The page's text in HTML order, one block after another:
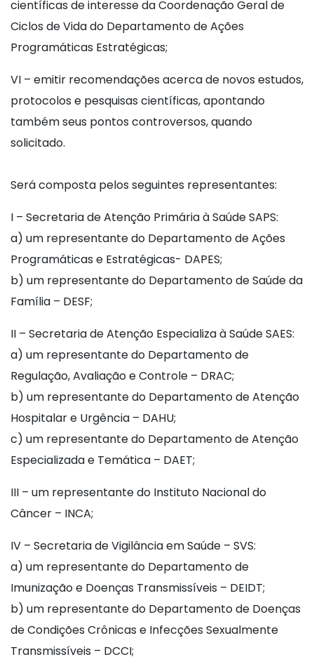
científicas de interesse da Coordenação Geral de
Ciclos de Vida do Departamento de Ações
Programáticas Estratégicas;
VI – emitir recomendações acerca de novos estudos,
protocolos e pesquisas científicas, apontando
também seus pontos controversos, quando
solicitado.
Será composta pelos seguintes representantes:
I – Secretaria de Atenção Primária à Saúde SAPS:
a) um representante do Departamento de Ações
Programáticas e Estratégicas- DAPES;
b) um representante do Departamento de Saúde da
Família – DESF;
II – Secretaria de Atenção Especializa à Saúde SAES:
a) um representante do Departamento de
Regulação, Avaliação e Controle – DRAC;
b) um representante do Departamento de Atenção
Hospitalar e Urgência – DAHU;
c) um representante do Departamento de Atenção
Especializada e Temática – DAET;
III – um representante do Instituto Nacional do
Câncer – INCA;
IV – Secretaria de Vigilância em Saúde – SVS:
a) um representante do Departamento de
Imunização e Doenças Transmissíveis – DEIDT;
b) um representante do Departamento de Doenças
de Condições Crônicas e Infecções Sexualmente
Transmissíveis – DCCI;